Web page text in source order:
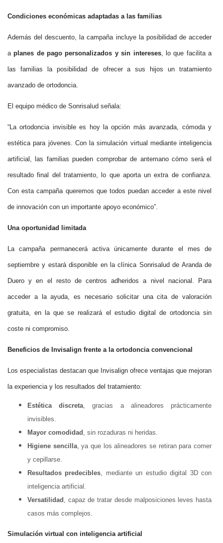
Condiciones económicas adaptadas a las familias
Además del descuento, la campaña incluye la posibilidad de acceder
aplanes de pago personalizados y sin intereses, lo que facilita a
las familias la posibilidad de ofrecer a sus hijos un tratamiento
avanzado de ortodoncia.
El equipo médico de Sonrisalud señala:
“La ortodoncia invisible es hoy la opción más avanzada, cómoda y
estética para jóvenes. Con la simulación virtual mediante inteligencia
artificial, las familias pueden comprobar de antemano cómo será el
resultado final del tratamiento, lo que aporta un extra de confianza.
Con esta campaña queremos que todos puedan acceder a este nivel
de innovación con un importante apoyo económico”.
Una oportunidad limitada
La campaña permanecerá activa únicamente durante el mes de
septiembre y estará disponible en la clínica Sonrisalud de Aranda de
Duero y en el resto de centros adheridos a nivel nacional. Para
acceder a la ayuda, es necesario solicitar una cita de valoración
gratuita, en la que se realizará el estudio digital de ortodoncia sin
coste ni compromiso.
Beneficios de Invisalign frente a la ortodoncia convencional
Los especialistas destacan que Invisalign ofrece ventajas que mejoran
la experiencia y los resultados del tratamiento:
Estética discreta, gracias a alineadores prácticamente
invisibles.
Mayor comodidad , sin rozaduras ni heridas.
Higiene sencilla, ya que los alineadores se retiran para comer
y cepillarse.
Resultados predecibles, mediante un estudio digital 3D con
inteligencia artificial.
Versatilidad , capaz de tratar desde malposiciones leves hasta
casos más complejos.
Simulación virtual con inteligencia artificial